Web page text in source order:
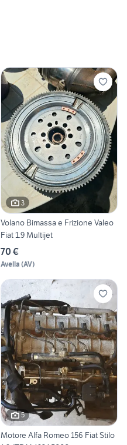
3
Volano Bimassa e Frizione Valeo
Fiat 1.9 Multijet
70 €
Avella (AV)
5
Motore Alfa Romeo 156 Fiat Stilo